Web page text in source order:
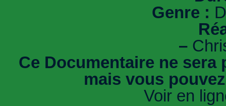
Genre :
–
Ce Documentaire ne
mais vous
Voir en